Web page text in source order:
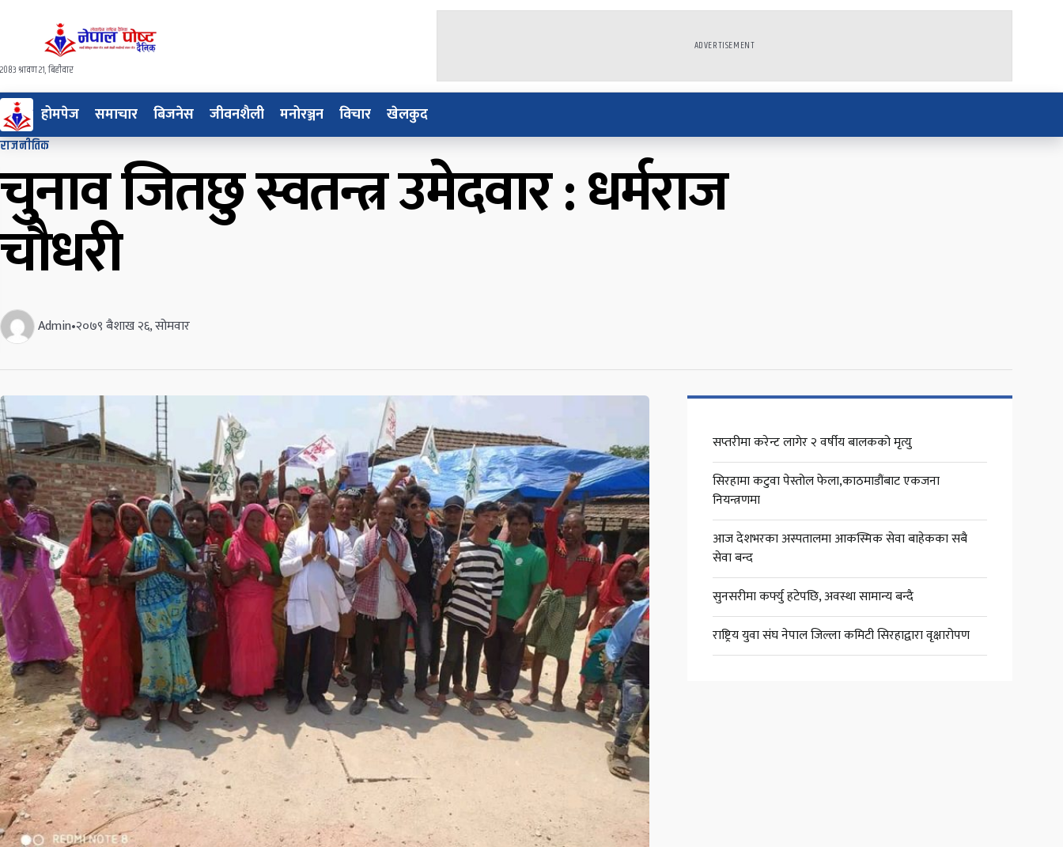
२०८३ श्रावण २१, बिहीवार
ADVERTISEMENT
होमपेज समाचार बिजनेस जीवनशैली मनोरञ्जन विचार खेलकुद
राजनीतिक
चुनाव जितछु स्वतन्त्र उमेदवार : धर्मराज
चौधरी
Admin•२०७९ बैशाख २६, सोमवार
सप्तरीमा करेन्ट लागेर २ वर्षीय बालकको मृत्यु
सिरहामा कटुवा पेस्तोल फेला,काठमाडौंबाट एकजना
नियन्त्रणमा
आज देशभरका अस्पतालमा आकस्मिक सेवा बाहेकका सबै
सेवा बन्द
सुनसरीमा कर्फ्यु हटेपछि, अवस्था सामान्य बन्दै
राष्ट्रिय युवा संघ नेपाल जिल्ला कमिटी सिरहाद्वारा वृक्षारोपण